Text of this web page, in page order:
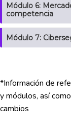
Módulo 6:
competencia
Módulo 7:
*Información de
y módulos, así
cambios